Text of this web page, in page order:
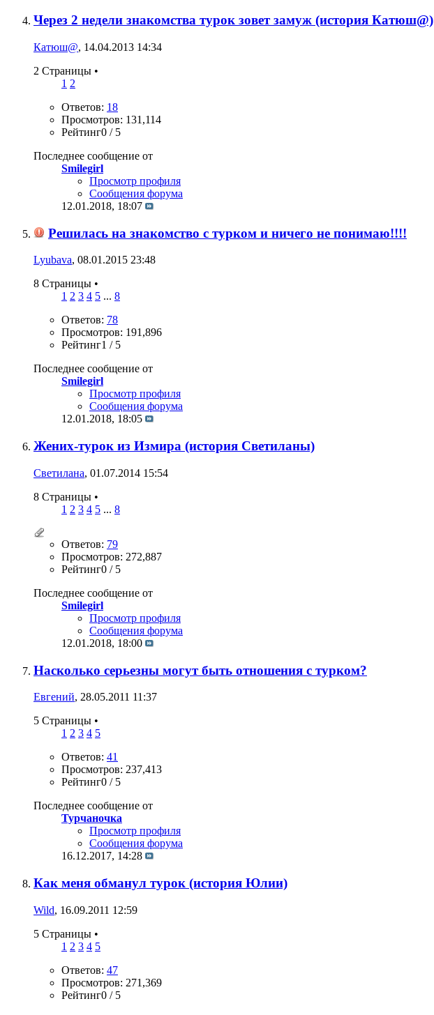
Через 2 недели знакомства турок зовет замуж (история Катюш@)
Катюш@, 14.04.2013 14:34
2 Страницы •
1 2
Ответов: 18
Просмотров: 131,114
Рейтинг0 / 5
Последнее сообщение от
Smilegirl
Просмотр профиля
Сообщения форума
12.01.2018, 18:07
Решилась на знакомство с турком и ничего не понимаю!!!!
Lyubava, 08.01.2015 23:48
8 Страницы •
1 2 3 4 5 ... 8
Ответов: 78
Просмотров: 191,896
Рейтинг1 / 5
Последнее сообщение от
Smilegirl
Просмотр профиля
Сообщения форума
12.01.2018, 18:05
Жених-турок из Измира (история Светиланы)
Светилана, 01.07.2014 15:54
8 Страницы •
1 2 3 4 5 ... 8
Ответов: 79
Просмотров: 272,887
Рейтинг0 / 5
Последнее сообщение от
Smilegirl
Просмотр профиля
Сообщения форума
12.01.2018, 18:00
Насколько серьезны могут быть отношения с турком?
Евгений, 28.05.2011 11:37
5 Страницы •
1 2 3 4 5
Ответов: 41
Просмотров: 237,413
Рейтинг0 / 5
Последнее сообщение от
Турчаночка
Просмотр профиля
Сообщения форума
16.12.2017, 14:28
Как меня обманул турок (история Юлии)
Wild, 16.09.2011 12:59
5 Страницы •
1 2 3 4 5
Ответов: 47
Просмотров: 271,369
Рейтинг0 / 5